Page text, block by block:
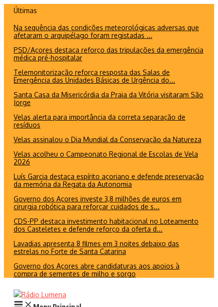
conteúdo
Últimas
Na sequência das condições meteorológicas adversas que
afetaram o arquipélago foram registadas ...
PSD/Açores destaca reforço das tripulações da emergência
médica pré-hospitalar
Telemonitorização reforça resposta das Salas de
Emergência das Unidades Básicas de Urgência do...
Santa Casa da Misericórdia da Praia da Vitória visitaram São
Jorge
Velas alerta para importância da correta separação de
resíduos
Velas assinalou o Dia Mundial da Conservação da Natureza
Velas acolheu o Campeonato Regional de Escolas de Vela
2026
Luís Garcia destaca espírito açoriano e defende preservação
da memória da Regata da Autonomia
Governo dos Açores investe 3,8 milhões de euros em
cirurgia robótica para reforçar cuidados de s...
CDS-PP destaca investimento habitacional no Loteamento
dos Casteletes e defende reforço da oferta d...
Lavadias apresenta 8 filmes em 3 noites debaixo das
estrelas no Forte de Santa Catarina
Governo dos Açores abre candidaturas aos apoios à
compra de sementes de milho e sorgo